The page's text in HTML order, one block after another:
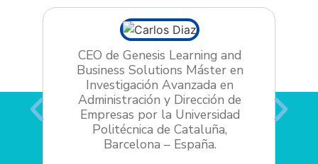
CEO de Genesis Learning and
Business Solutions Máster en
Investigación Avanzada en
Administración y Dirección de
Empresas por la Universidad
Politécnica de Cataluña,
Barcelona – España.